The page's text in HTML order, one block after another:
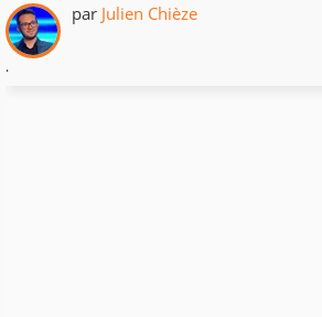
par Julien Chièze
.